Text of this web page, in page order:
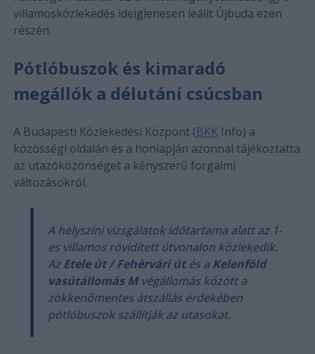
villamosközlekedés ideiglenesen leállt Újbuda ezen
részén.
Pótlóbuszok és kimaradó
megállók a délutáni csúcsban
A Budapesti Közlekedési Központ (BKKInfo) a
közösségi oldalán és a honlapján azonnal tájékoztatta
az utazóközönséget a kényszerű forgalmi
változásokról.
A helyszíni vizsgálatok időtartama alatt az 1-
es villamos rövidített útvonalon közlekedik.
AzEtele út / Fehérvári útés a Kelenföld
vasútállomás Mvégállomás között a
zökkenőmentes átszállás érdekében
pótlóbuszok szállítják az utasokat.